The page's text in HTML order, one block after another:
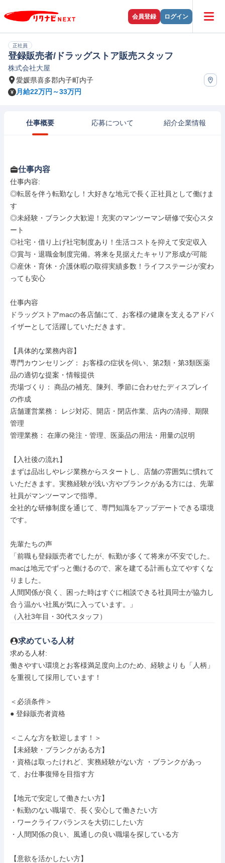
会員登録 ログイン
正社員
登録販売者/ドラッグストア販売スタッフ
株式会社大屋
愛媛県喜多郡内子町内子
月給22万円～33万円
仕事概要 応募について 紹介企業情報
仕事内容
仕事内容:
◎転居を伴う転勤なし！大好きな地元で長く正社員として働けま
す
◎未経験・ブランク大歓迎！充実のマンツーマン研修で安心スタ
ート
◎社宅・借り上げ社宅制度あり！生活コストを抑えて安定収入
◎賞与・退職金制度完備。将来を見据えたキャリア形成が可能
◎産休・育休・介護休暇の取得実績多数！ライフステージが変わ
っても安心
仕事内容
ドラッグストアmacの各店舗にて、お客様の健康を支えるアドバ
イザーとして活躍していただきます。
【具体的な業務内容】
専門カウンセリング： お客様の症状を伺い、第2類・第3類医薬
品の適切な提案・情報提供
売場づくり： 商品の補充、陳列、季節に合わせたディスプレイ
の作成
店舗運営業務： レジ対応、開店・閉店作業、店内の清掃、期限
管理
管理業務： 在庫の発注・管理、医薬品の用法・用量の説明
【入社後の流れ】
まずは品出しやレジ業務からスタートし、店舗の雰囲気に慣れて
いただきます。実務経験が浅い方やブランクがある方には、先輩
社員がマンツーマンで指導。
全社的な研修制度を通じて、専門知識をアップデートできる環境
です。
先輩たちの声
「前職も登録販売者でしたが、転勤が多くて将来が不安でした。
macは地元でずっと働けるので、家を建てる計画も立てやすくな
りました。
人間関係が良く、困った時はすぐに相談できる社員同士が協力し
合う温かい社風が気に入っています。」
（入社3年目・30代スタッフ）
求めている人材
求める人材:
働きやすい環境とお客様満足度向上のため、経験よりも「人柄」
を重視して採用しています！
＜必須条件＞
● 登録販売者資格
＜こんな方を歓迎します！＞
【未経験・ブランクがある方】
・資格は取ったけれど、実務経験がない方 ・ブランクがあっ
て、お仕事復帰を目指す方
【地元で安定して働きたい方】
・転勤のない職場で、長く安心して働きたい方
・ワークライフバランスを大切にしたい方
・人間関係の良い、風通しの良い職場を探している方
【意欲を活かしたい方】